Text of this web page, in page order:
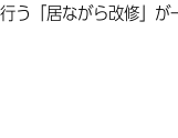
「居ながら改修」